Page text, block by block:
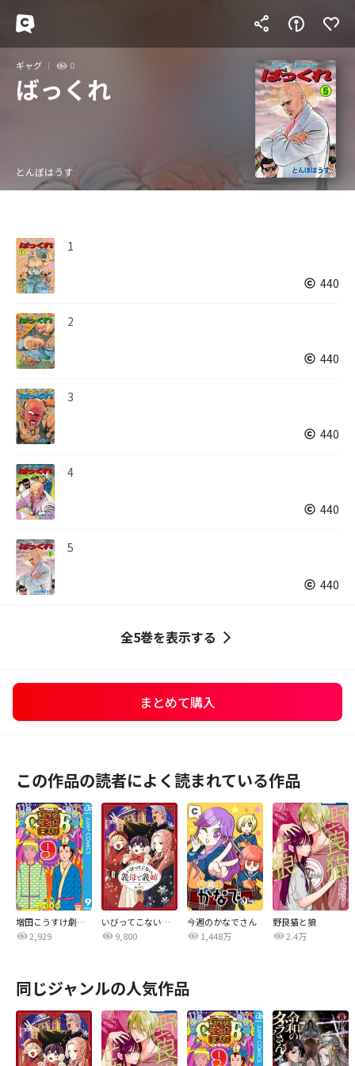
ギャグ 0
ばっくれ
とんぼはうす
1
440
2
440
3
440
4
440
5
440
全5巻を表示する
まとめて購入
この作品の読者によく読まれている作品
増田こうすけ劇場 ギャグマンガ日和GB
2,929
いびってこない義母と義姉
9,800
今週のかなでさん
1,448万
野良猫と狼
2.4万
同じジャンルの人気作品